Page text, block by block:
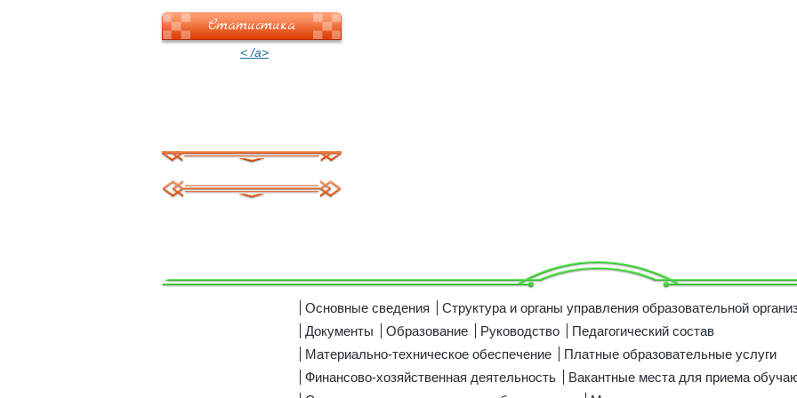
Статистика
< /a>
Основные сведения
Структура и органы управления образовательной
Документы
Образование Руководство
Педагогический состав
Материально-техническое обеспечение
Платные образовательные услуги
Финансово-хозяйственная деятельность
Вакантные места для приема